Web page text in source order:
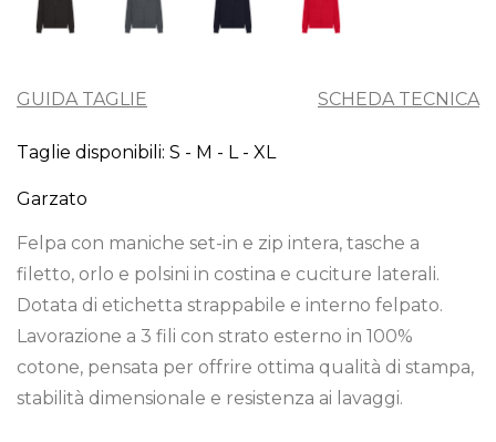
GUIDA TAGLIE SCHEDA TECNICA
Taglie disponibili: S - M - L - XL
Garzato
Felpa con maniche set-in e zip intera, tasche a
filetto, orlo e polsini in costina e cuciture laterali.
Dotata di etichetta strappabile e interno felpato.
Lavorazione a 3 fili con strato esterno in 100%
cotone, pensata per offrire ottima qualità di stampa,
stabilità dimensionale e resistenza ai lavaggi.